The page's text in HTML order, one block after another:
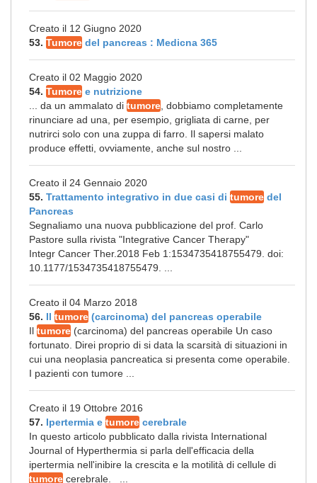
Creato il 12 Giugno 2020
53. Tumore del pancreas : Medicna 365
Creato il 02 Maggio 2020
54. Tumore e nutrizione
... da un ammalato di tumore , dobbiamo completamente
rinunciare ad una, per esempio, grigliata di carne, per
nutrirci solo con una zuppa di farro. Il sapersi malato
produce effetti, ovviamente, anche sul nostro ...
Creato il 24 Gennaio 2020
55. Trattamento integrativo in due casi di tumore del
Pancreas
Segnaliamo una nuova pubblicazione del prof. Carlo
Pastore sulla rivista "Integrative Cancer Therapy"
Integr Cancer Ther.2018 Feb 1:1534735418755479. doi:
10.1177/1534735418755479. ...
Creato il 04 Marzo 2018
56. Il tumore (carcinoma) del pancreas operabile
Il tumore (carcinoma) del pancreas operabile Un caso
fortunato. Direi proprio di si data la scarsità di situazioni in
cui una neoplasia pancreatica si presenta come operabile.
I pazienti con tumore ...
Creato il 19 Ottobre 2016
57. Ipertermia e tumore cerebrale
In questo articolo pubblicato dalla rivista International
Journal of Hyperthermia si parla dell'efficacia della
ipertermia nell'inibire la crescita e la motilità di cellule di
tumore cerebrale. ...